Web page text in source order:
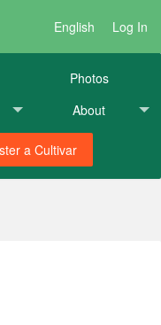
English Log In
Photos
About
a Cultivar